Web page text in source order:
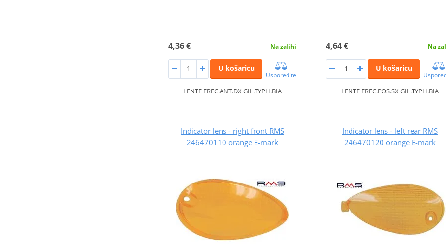
4,36 € Na zalihi
U košaricu
Usporedite
LENTE FREC.ANT.DX GIL.TYPH.BIA
4,64 € Na
U košaricu
LENTE FREC.POS.SX GIL.TYPH.BIA
Indicator lens - right front RMS
246470110 orange E-mark
Indicator lens - left rear RMS
246470120 orange E-mark